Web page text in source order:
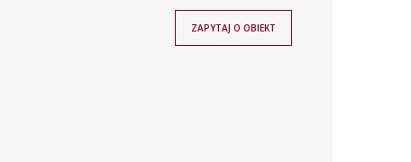
ZAPYTAJ O OBIEKT